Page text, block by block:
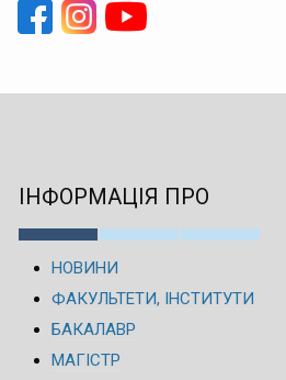
ІНФОРМАЦІЯ ПРО
НОВИНИ
ФАКУЛЬТЕТИ, ІНСТИТУТИ
БАКАЛАВР
МАГІСТР